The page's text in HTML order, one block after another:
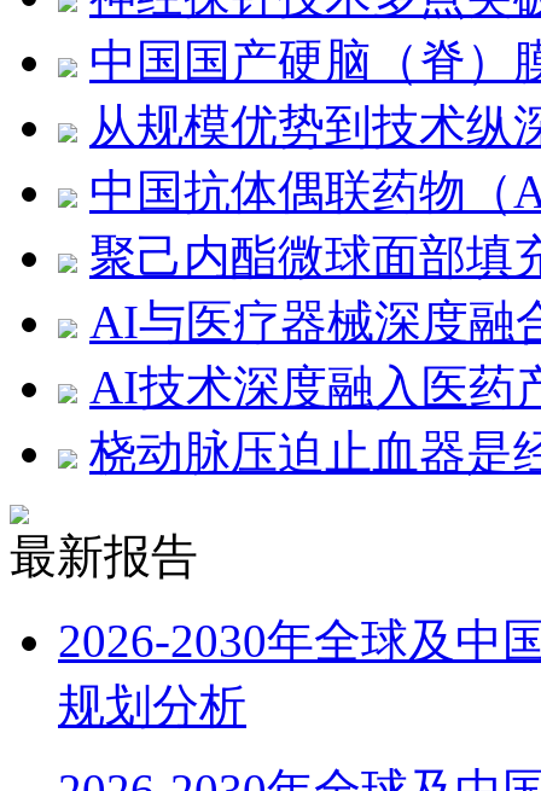
中国国产硬脑（脊）
从规模优势到技术纵
中国抗体偶联药物（
聚己内酯微球面部填
AI与医疗器械深度融
AI技术深度融入医药
桡动脉压迫止血器是
最新报告
2026-2030年全球及中
规划分析